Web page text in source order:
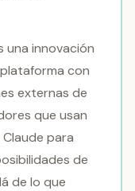
una innovación
con
externas de
que usan
para
de
de lo que